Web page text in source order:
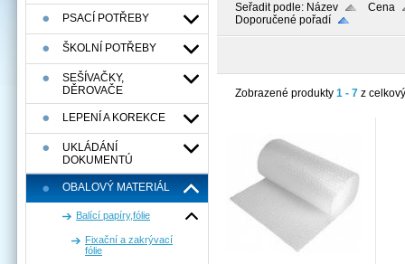
PSACÍ POTŘEBY
ŠKOLNÍ POTŘEBY
SEŠÍVAČKY,
DĚROVAČE
LEPENÍ A KOREKCE
UKLÁDÁNÍ
DOKUMENTÚ
OBALOVÝ MATERIÁL
Balící papíry,fólie
Fixační a zakrývací
fólie
Seřadit podle: Název
Cena
Doporučené pořadí
Zobrazené produkty 1 - 7 z